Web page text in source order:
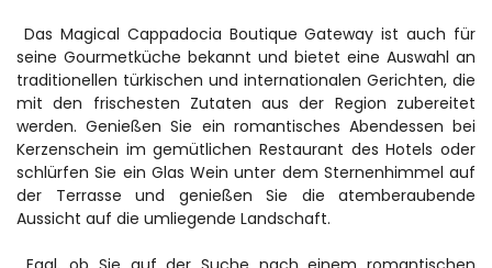
seine Gourmetküche bekannt und bietet eine Auswahl an
traditionellen türkischen und internationalen Gerichten, die
mit den frischesten Zutaten aus der Region zubereitet
werden. Genießen Sie ein romantisches Abendessen bei
Kerzenschein im gemütlichen Restaurant des Hotels oder
schlürfen Sie ein Glas Wein unter dem Sternenhimmel auf
der Terrasse und genießen Sie die atemberaubende
Aussicht auf die umliegende Landschaft.